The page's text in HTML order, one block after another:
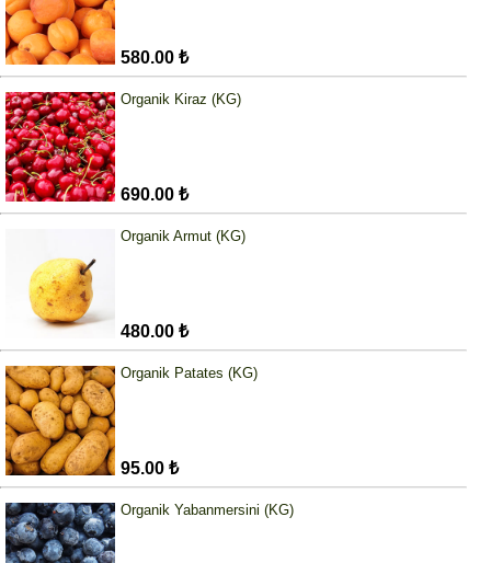
580.00 ₺
Organik Kiraz (KG)
690.00 ₺
Organik Armut (KG)
480.00 ₺
Organik Patates (KG)
95.00 ₺
Organik Yabanmersini (KG)